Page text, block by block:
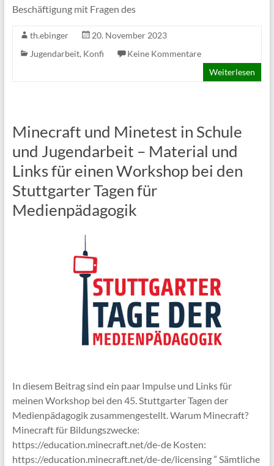
Beschäftigung mit Fragen des
th.ebinger
20. November 2023
Jugendarbeit, Konfi
Keine Kommentare
Weiterlesen
Minecraft und Minetest in Schule
und Jugendarbeit – Material und
Links für einen Workshop bei den
Stuttgarter Tagen für
Medienpädagogik
In diesem Beitrag sind ein paar Impulse und Links für
meinen Workshop bei den 45. Stuttgarter Tagen der
Medienpädagogik zusammengestellt. Warum Minecraft?
Minecraft für Bildungszwecke:
https://education.minecraft.net/de-de Kosten:
https://education.minecraft.net/de-de/licensing ” Sämtliche